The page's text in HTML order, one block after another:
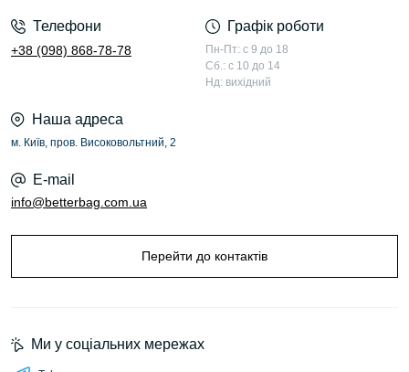
Телефони
+38 (098) 868-78-78
Графік роботи
Пн-Пт: с 9 до 18
Сб.: с 10 до 14
Нд: вихідний
Наша адреса
м. Київ, пров. Високовольтний, 2
E-mail
info@betterbag.com.ua
Перейти до контактів
Ми у соціальних мережах